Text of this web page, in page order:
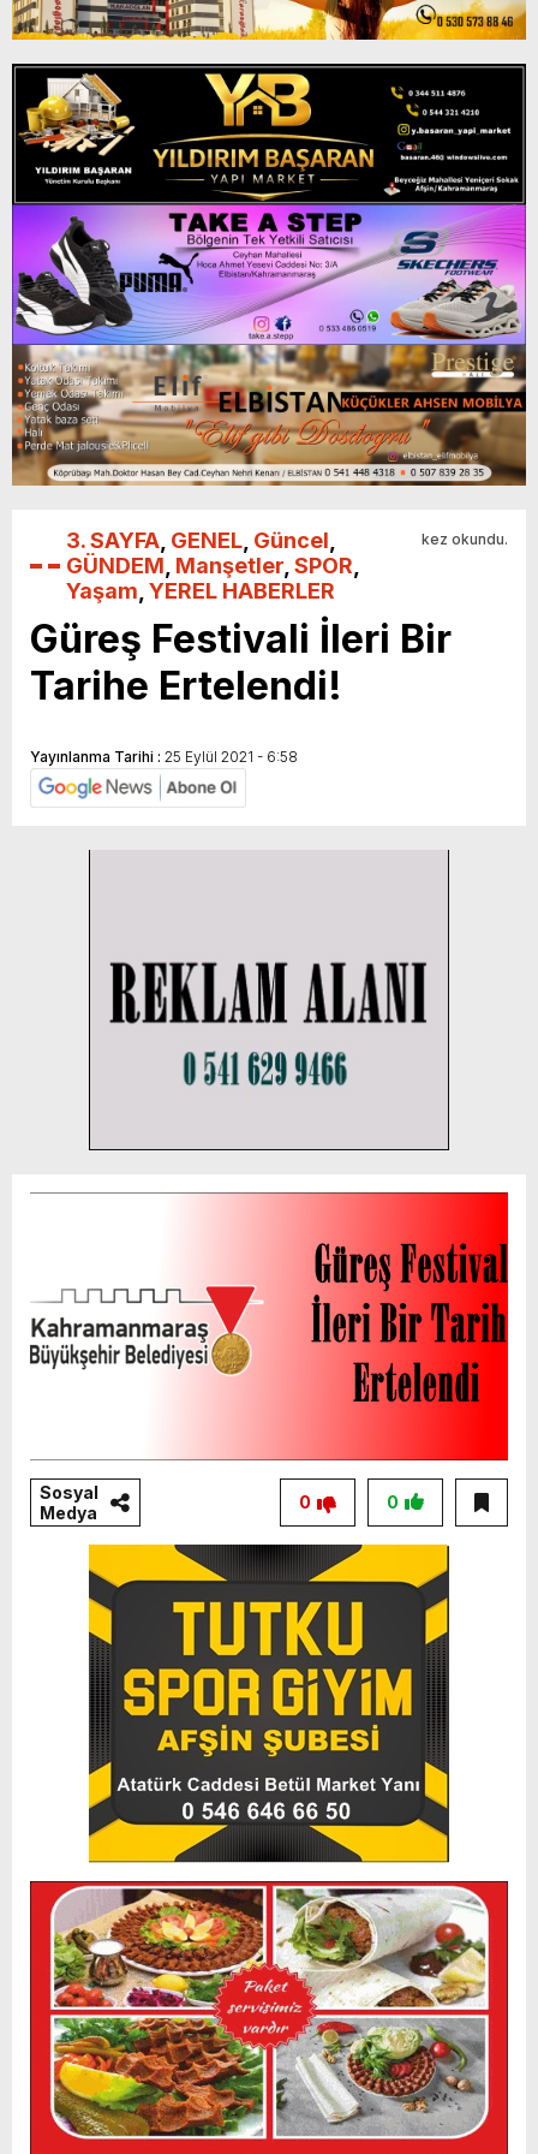
3. SAYFA GENEL Güncel
GÜNDEM Manşetler SPOR
Yaşam YEREL HABERLER
kez okundu.
Güreş Festivali İleri Bir
Tarihe Ertelendi!
Yayınlanma Tarihi : 25 Eylül 2021 - 6:58
Sosyal
Medya
0
0